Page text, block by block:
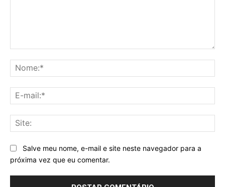
Salve meu nome, e-mail e site neste navegador para a
próxima vez que eu comentar.